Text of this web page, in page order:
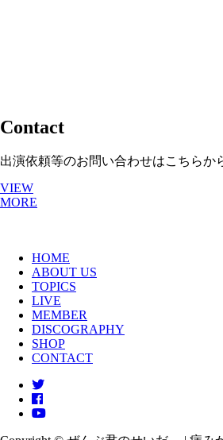
＊Extremely Limited Quantity
Contact
出演依頼等のお問い合わせはこちらか
VIEW
MORE
HOME
ABOUT US
TOPICS
LIVE
MEMBER
DISCOGRAPHY
SHOP
CONTACT